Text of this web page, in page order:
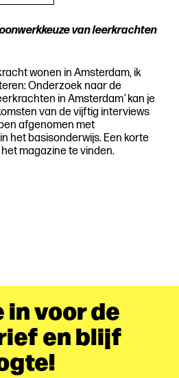
van leerkrachten
wonen in Amsterdam, ik
Onderzoek naar de
in Amsterdam’ kan je
van de vijftig interviews
afgenomen met
het basisonderwijs. Een korte
magazine te vinden.
voor de
en blijf